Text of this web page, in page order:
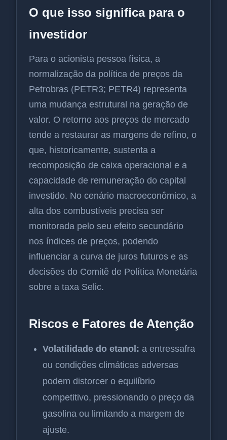
O que isso significa para o
investidor
Para o acionista pessoa física, a
normalização da política de preços da
Petrobras (PETR3; PETR4) representa
uma mudança estrutural na geração de
valor. O retorno aos preços de mercado
tende a restaurar as margens de refino, o
que, historicamente, sustenta a
recomposição de caixa operacional e a
capacidade de remuneração do capital
investido. No cenário macroeconômico, a
alta dos combustíveis precisa ser
monitorada pelo seu efeito secundário
nos índices de preços, podendo
influenciar a curva de juros futuros e as
decisões do Comitê de Política Monetária
sobre a taxa Selic.
Riscos e Fatores de Atenção
Volatilidade do etanol: a entressafra
ou condições climáticas adversas
podem distorcer o equilíbrio
competitivo, pressionando o preço da
gasolina ou limitando a margem de
ajuste.